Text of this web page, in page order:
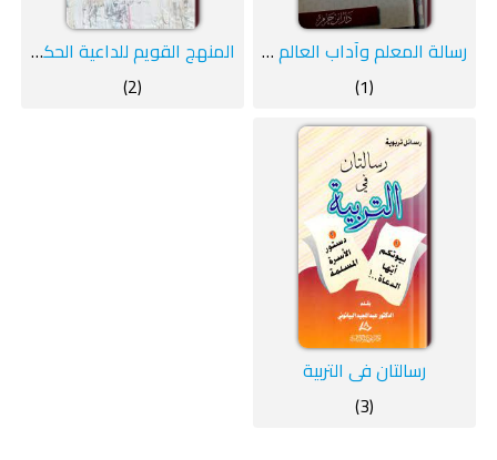
رسالة المعلم وآداب العالم والمتعلم
(1)
المنهج القويم للداعية الحكيم
(2)
رسالتان في التربية
(3)